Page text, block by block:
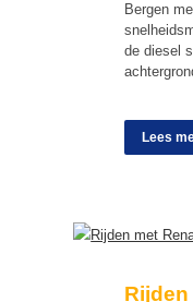
Bergen
de diesel
Lees